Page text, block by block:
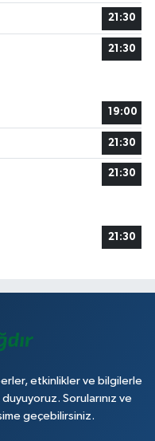
21:30
21:30
19:00
21:30
21:30
21:30
etkinlikler ve bilgilerle
Sorularınız ve
geçebilirsiniz.